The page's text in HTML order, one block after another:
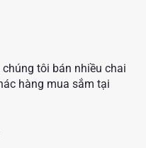
tôi bán nhiều chai
hàng mua sắm tại